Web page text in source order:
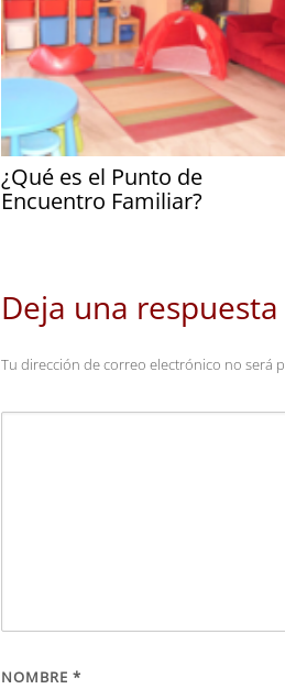
¿Qué es el Punto de
Encuentro Familiar?
Deja una respuesta
Tu dirección de correo electrónico no será
NOMBRE *